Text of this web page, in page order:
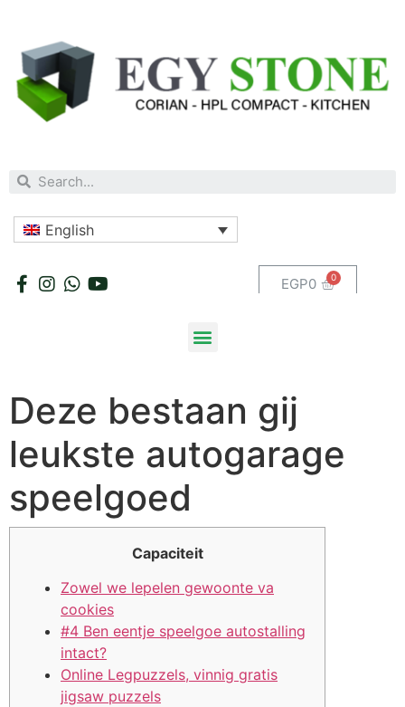
English
EGP0
Deze bestaan gij
leukste autogarage
speelgoed
Capaciteit
Zowel we lepelen gewoonte va
cookies
#4 Ben eentje speelgoe autostalling
intact?
Online Legpuzzels, vinnig gratis
jigsaw puzzels